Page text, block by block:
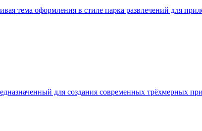
тема оформления в стиле парка развлечений для
для создания современных трёхмерных